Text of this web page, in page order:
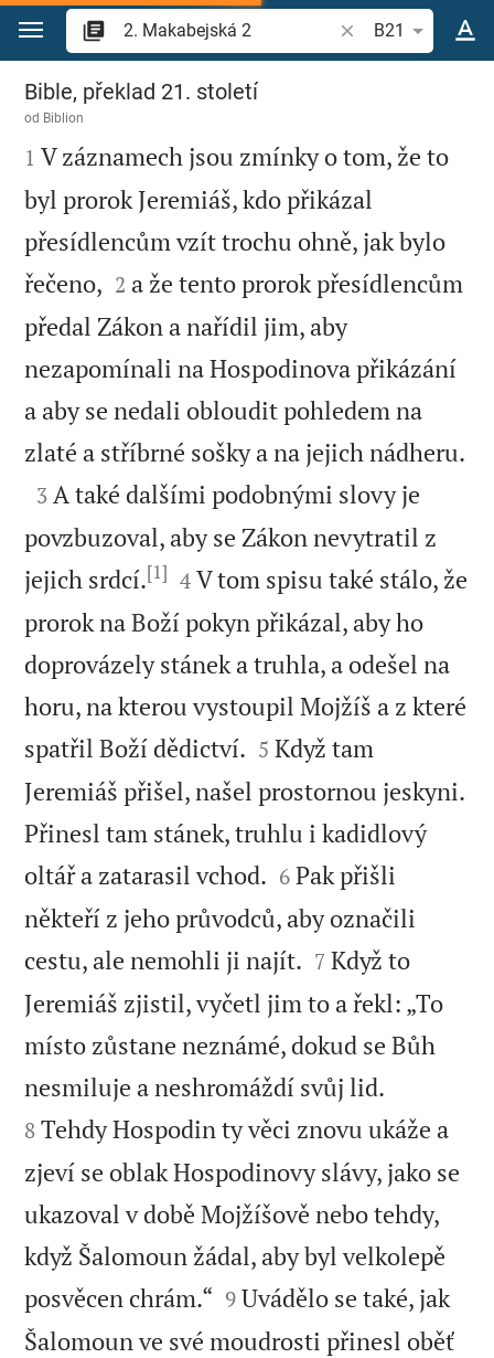
Přejít na obsah
Vyhledat biblický
B21
2. Makabejská 2
Bible, překlad 21. století
od Biblion

1 V záznamech jsou zmínky o tom, že to
byl prorok Jeremiáš, kdo přikázal
přesídlencům vzít trochu ohně, jak bylo
řečeno, 

2 a že tento prorok přesídlencům
předal Zákon a nařídil jim, aby
nezapomínali na Hospodinova přikázání
a aby se nedali obloudit pohledem na
zlaté a stříbrné sošky a na jejich nádheru.

3 A také dalšími podobnými slovy je
povzbuzoval, aby se Zákon nevytratil z
jejich srdcí.[1] 

4 V tom spisu také stálo, že
prorok na Boží pokyn přikázal, aby ho
doprovázely stánek a truhla, a odešel na
horu, na kterou vystoupil Mojžíš a z které
spatřil Boží dědictví. 

5 Když tam
Jeremiáš přišel, našel prostornou jeskyni.
Přinesl tam stánek, truhlu i kadidlový
oltář a zatarasil vchod. 

6 Pak přišli
někteří z jeho průvodců, aby označili
cestu, ale nemohli ji najít. 

7 Když to
Jeremiáš zjistil, vyčetl jim to a řekl: „To
místo zůstane neznámé, dokud se Bůh
nesmiluje a neshromáždí svůj lid.
8 Tehdy Hospodin ty věci znovu ukáže a
zjeví se oblak Hospodinovy slávy, jako se
ukazoval v době Mojžíšově nebo tehdy,
když Šalomoun žádal, aby byl velkolepě
posvěcen chrám.“ 

9 Uvádělo se také, jak
Šalomoun ve své moudrosti přinesl oběť